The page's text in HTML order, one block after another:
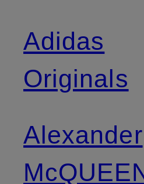
Adidas
Originals
Alexander